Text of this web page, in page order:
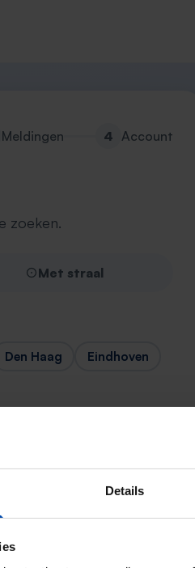
Details
Meldingen 4 Account
zoeken.
Met straal
Den Haag
Eindhoven